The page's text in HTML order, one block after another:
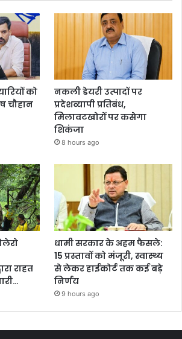
को
चौहान
नकली डेयरी उत्पादों पर
प्रदेशव्यापी प्रतिबंध,
मिलावटखोरों पर कसेगा
शिकंजा
8 hours ago
राहत
धामी सरकार के अहम फैसले:
15 प्रस्तावों को मंजूरी, स्वास्थ्य
से लेकर हाईकोर्ट तक कई बड़े
निर्णय
9 hours ago